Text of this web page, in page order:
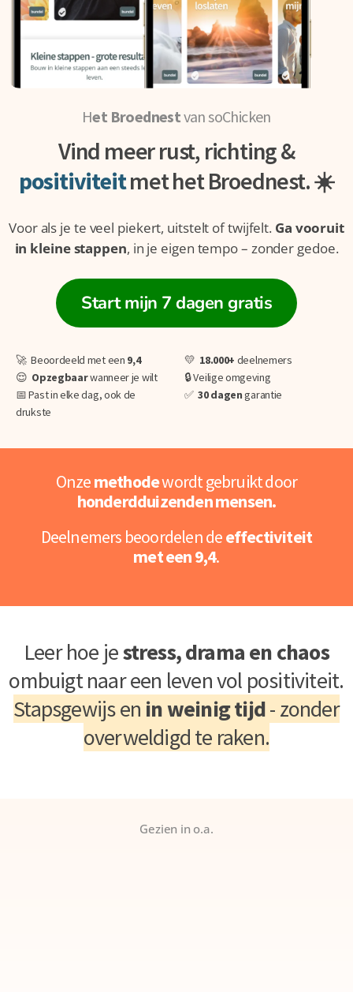
Het Broednestvan soChicken
Vind meer rust, richting &
positiviteitmet het Broednest. ☀️
Voor als je te veel piekert, uitstelt of twijfelt. Ga vooruit
in kleine stappen, in je eigen tempo – zonder gedoe.
Start mijn 7 dagen gratis
🚀 Beoordeeld met een 9,4
😌 Opzegbaarwanneer je wilt
📅 Past in elke dag, ook de
drukste
💛 18.000+ deelnemers
🔒 Veilige omgeving
✅30 dagengarantie
Onzemethodewordt gebruikt door
honderdduizenden mensen.
Deelnemers beoordelen deeffectiviteit
met een 9,4.
Leer hoe jestress, drama en chaos
ombuigt naar een leven vol positiviteit.
Stapsgewijs en in weinig tijd- zonder
overweldigd te raken.
Gezien in o.a.